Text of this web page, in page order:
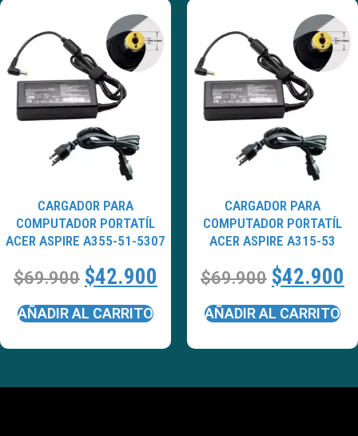
CARGADOR PARA
COMPUTADOR PORTATÍL
ACER ASPIRE A355-51-5307
$69.900 $42.900
AÑADIR AL CARRITO
CARGADOR PARA
COMPUTADOR PORTATÍL
ACER ASPIRE A315-53
$69.900 $42.900
AÑADIR AL CARRITO